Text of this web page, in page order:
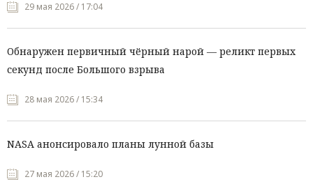
29 мая 2026 / 17:04
Обнаружен первичный чёрный нарой — реликт первых
секунд после Большого взрыва
28 мая 2026 / 15:34
NASA анонсировало планы лунной базы
27 мая 2026 / 15:20